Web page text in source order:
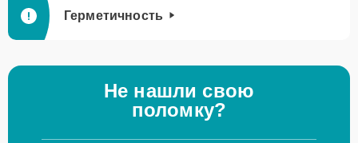
Герметичность
Не нашли свою
поломку?